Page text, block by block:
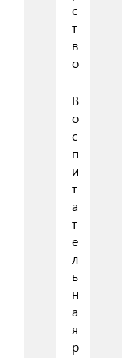
с
т
в
о
В
о
с
п
и
т
а
т
е
л
ь
н
а
я
р